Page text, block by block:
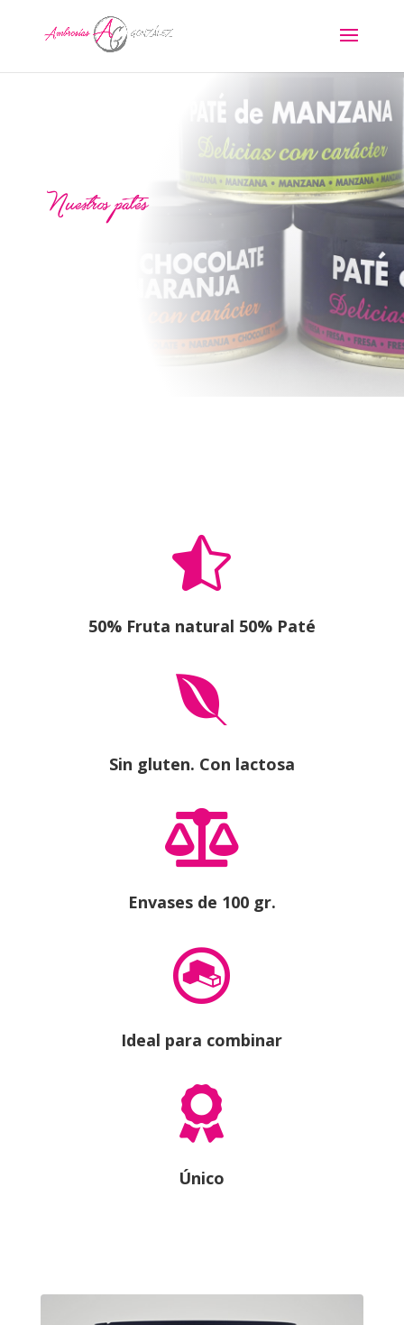
Nuestros patés

50% Fruta natural 50% Paté

Sin gluten. Con lactosa

Envases de 100 gr.

Ideal para combinar

Único